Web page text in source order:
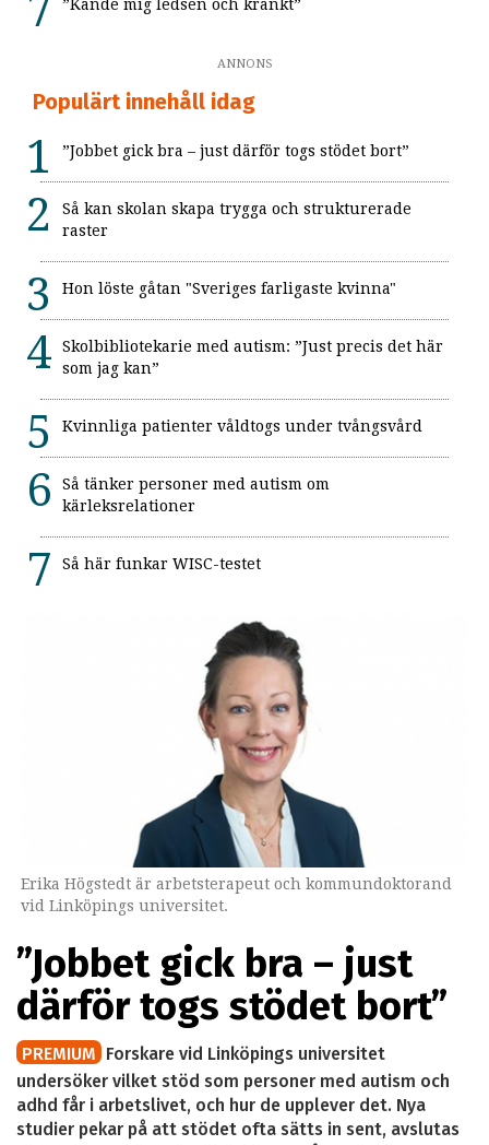
”Kände mig ledsen och kränkt”
ANNONS
Populärt innehåll idag
”Jobbet gick bra – just därför togs stödet bort”
Så kan skolan skapa trygga och strukturerade
raster
Hon löste gåtan "Sveriges farligaste kvinna"
Skolbibliotekarie med autism: ”Just precis det här
som jag kan”
Kvinnliga patienter våldtogs under tvångsvård
Så tänker personer med autism om
kärleksrelationer
Så här funkar WISC-testet
Erika Högstedt är arbetsterapeut och kommundoktorand
vid Linköpings universitet.
”Jobbet gick bra – just
därför togs stödet bort”
PREMIUM Forskare vid Linköpings universitet
undersöker vilket stöd som personer med autism och
adhd får i arbetslivet, och hur de upplever det. Nya
studier pekar på att stödet ofta sätts in sent, avslutas